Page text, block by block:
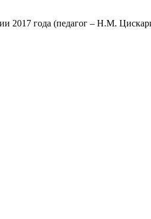
года (педагог – Н.М.